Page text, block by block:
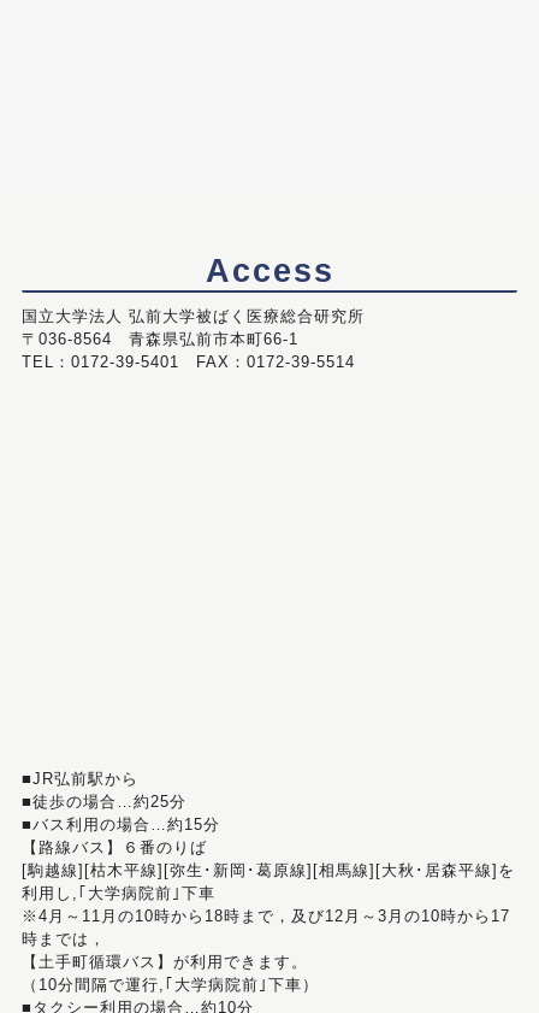
Access
国立大学法人 弘前大学被ばく医療総合研究所
〒036-8564 青森県弘前市本町66-1
TEL：0172-39-5401 FAX：0172-39-5514
■JR弘前駅から
■徒歩の場合…約25分
■バス利用の場合…約15分
【路線バス】６番のりば
[駒越線][枯木平線][弥生･新岡･葛原線][相馬線][大秋･居森平線]を
利用し,｢大学病院前｣下車
※4月～11月の10時から18時まで，及び12月～3月の10時から17
時までは，
【土手町循環バス】が利用できます。
（10分間隔で運行,｢大学病院前｣下車）
■タクシー利用の場合…約10分